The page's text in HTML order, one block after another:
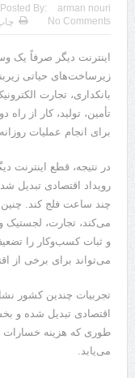
Posted By: arman nouri
No Comments
اینترنت دیگر صرفاً یک
زیرساخت‌های حیاتی
بانکداری، تجارت
تأمین، تولید، کار از
برای انجام عملیات
در نتیجه، قطع اینترنت
رویداد اقتصادی
چند ساعت فلج کند.
می‌کند، تجارت، لجستیک
می‌تواند برای برخی از
تجربیات چندین کشور
اقتصادی تبدیل شده و
طوری که هزینه
می‌یابد.